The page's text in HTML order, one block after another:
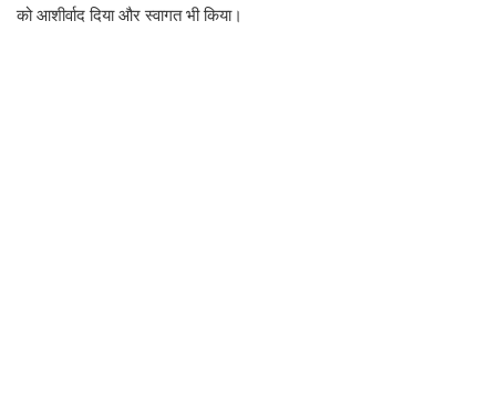
को आशीर्वाद दिया और स्वागत भी किया।